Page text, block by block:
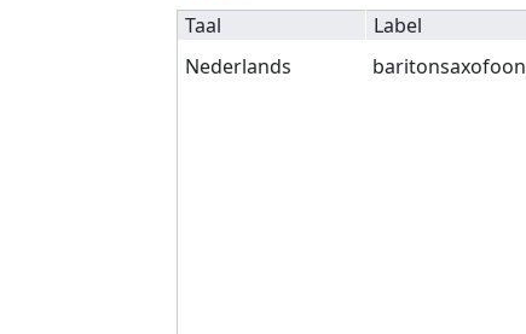
Taal Label
Nederlands
baritonsaxofoon